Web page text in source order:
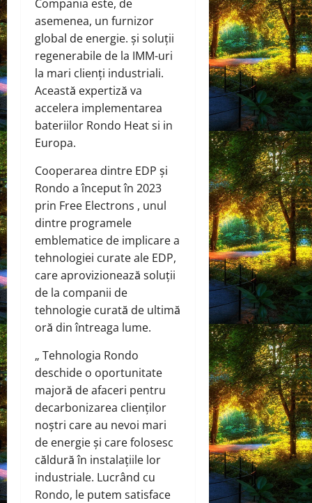
Compania este, de
asemenea, un furnizor
global de energie. și soluții
regenerabile de la IMM-uri
la mari clienți industriali.
Această expertiză va
accelera implementarea
bateriilor Rondo Heat si in
Europa.
Cooperarea dintre EDP și
Rondo a început în 2023
prin Free Electrons , unul
dintre programele
emblematice de implicare a
tehnologiei curate ale EDP,
care aprovizionează soluții
de la companii de
tehnologie curată de ultimă
oră din întreaga lume.
„ Tehnologia Rondo
deschide o oportunitate
majoră de afaceri pentru
decarbonizarea clienților
noștri care au nevoi mari
de energie și care folosesc
căldură în instalațiile lor
industriale. Lucrând cu
Rondo, le putem satisface